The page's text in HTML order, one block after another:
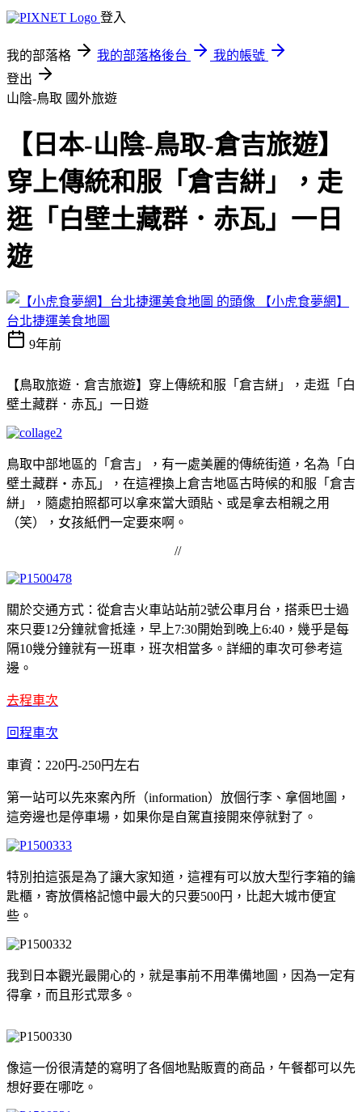
登入
我的部落格 我的部落格後台
我的帳號
登出
山陰-鳥取 國外旅遊
【日本-山陰-鳥取-倉吉旅遊】
穿上傳統和服「倉吉絣」，走
逛「白壁土藏群．赤瓦」一日
遊
【小虎食夢網】
台北捷運美食地圖
9年前
【鳥取旅遊．倉吉旅遊】穿上傳統和服「倉吉絣」，走逛「白
壁土藏群．赤瓦」一日遊
鳥取中部地區的「倉吉」，有一處美麗的傳統街道，名為「白
壁土藏群・赤瓦」，在這裡換上倉吉地區古時候的和服「倉吉
絣」，隨處拍照都可以拿來當大頭貼、或是拿去相親之用
（笑），女孩紙們一定要來啊。
//
關於交通方式：從倉吉火車站站前2號公車月台，搭乘巴士過
來只要12分鐘就會抵達，早上7:30開始到晚上6:40，幾乎是每
隔10幾分鐘就有一班車，班次相當多。詳細的車次可參考這
邊。
去程車次
回程車次
車資：220円-250円左右
第一站可以先來案內所（information）放個行李、拿個地圖，
這旁邊也是停車場，如果你是自駕直接開來停就對了。
特別拍這張是為了讓大家知道，這裡有可以放大型行李箱的鑰
匙櫃，寄放價格記憶中最大的只要500円，比起大城市便宜
些。
我到日本觀光最開心的，就是事前不用準備地圖，因為一定有
得拿，而且形式眾多。
像這一份很清楚的寫明了各個地點販賣的商品，午餐都可以先
想好要在哪吃。